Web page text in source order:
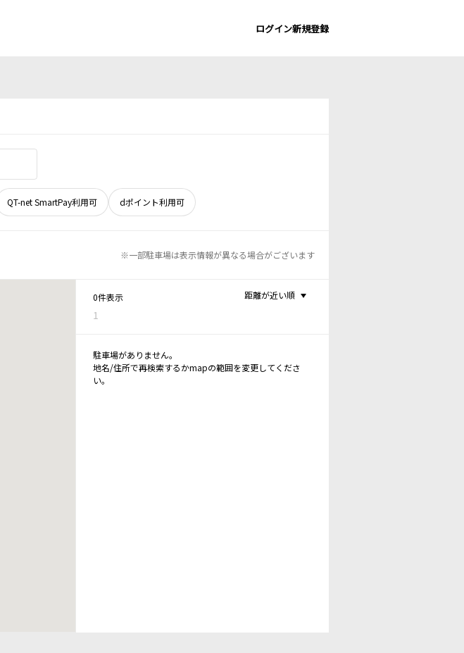
ログイン新規登録
QT-net SmartPay利用可 dポイント利用可
※一部駐車場は表示情報が異なる場合がございます
0件表示
1
距離が近い順
駐車場がありません。
地名/住所で再検索するかmapの範囲を変更してくださ
い。